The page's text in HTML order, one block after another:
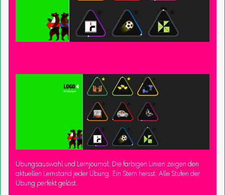
Übungsauswahl und Lernjournal: Die farbigen Linien zeigen den
aktuellen Lernstand jeder Übung. Ein Stern heisst: Alle Stufen der
Übung perfekt gelöst.